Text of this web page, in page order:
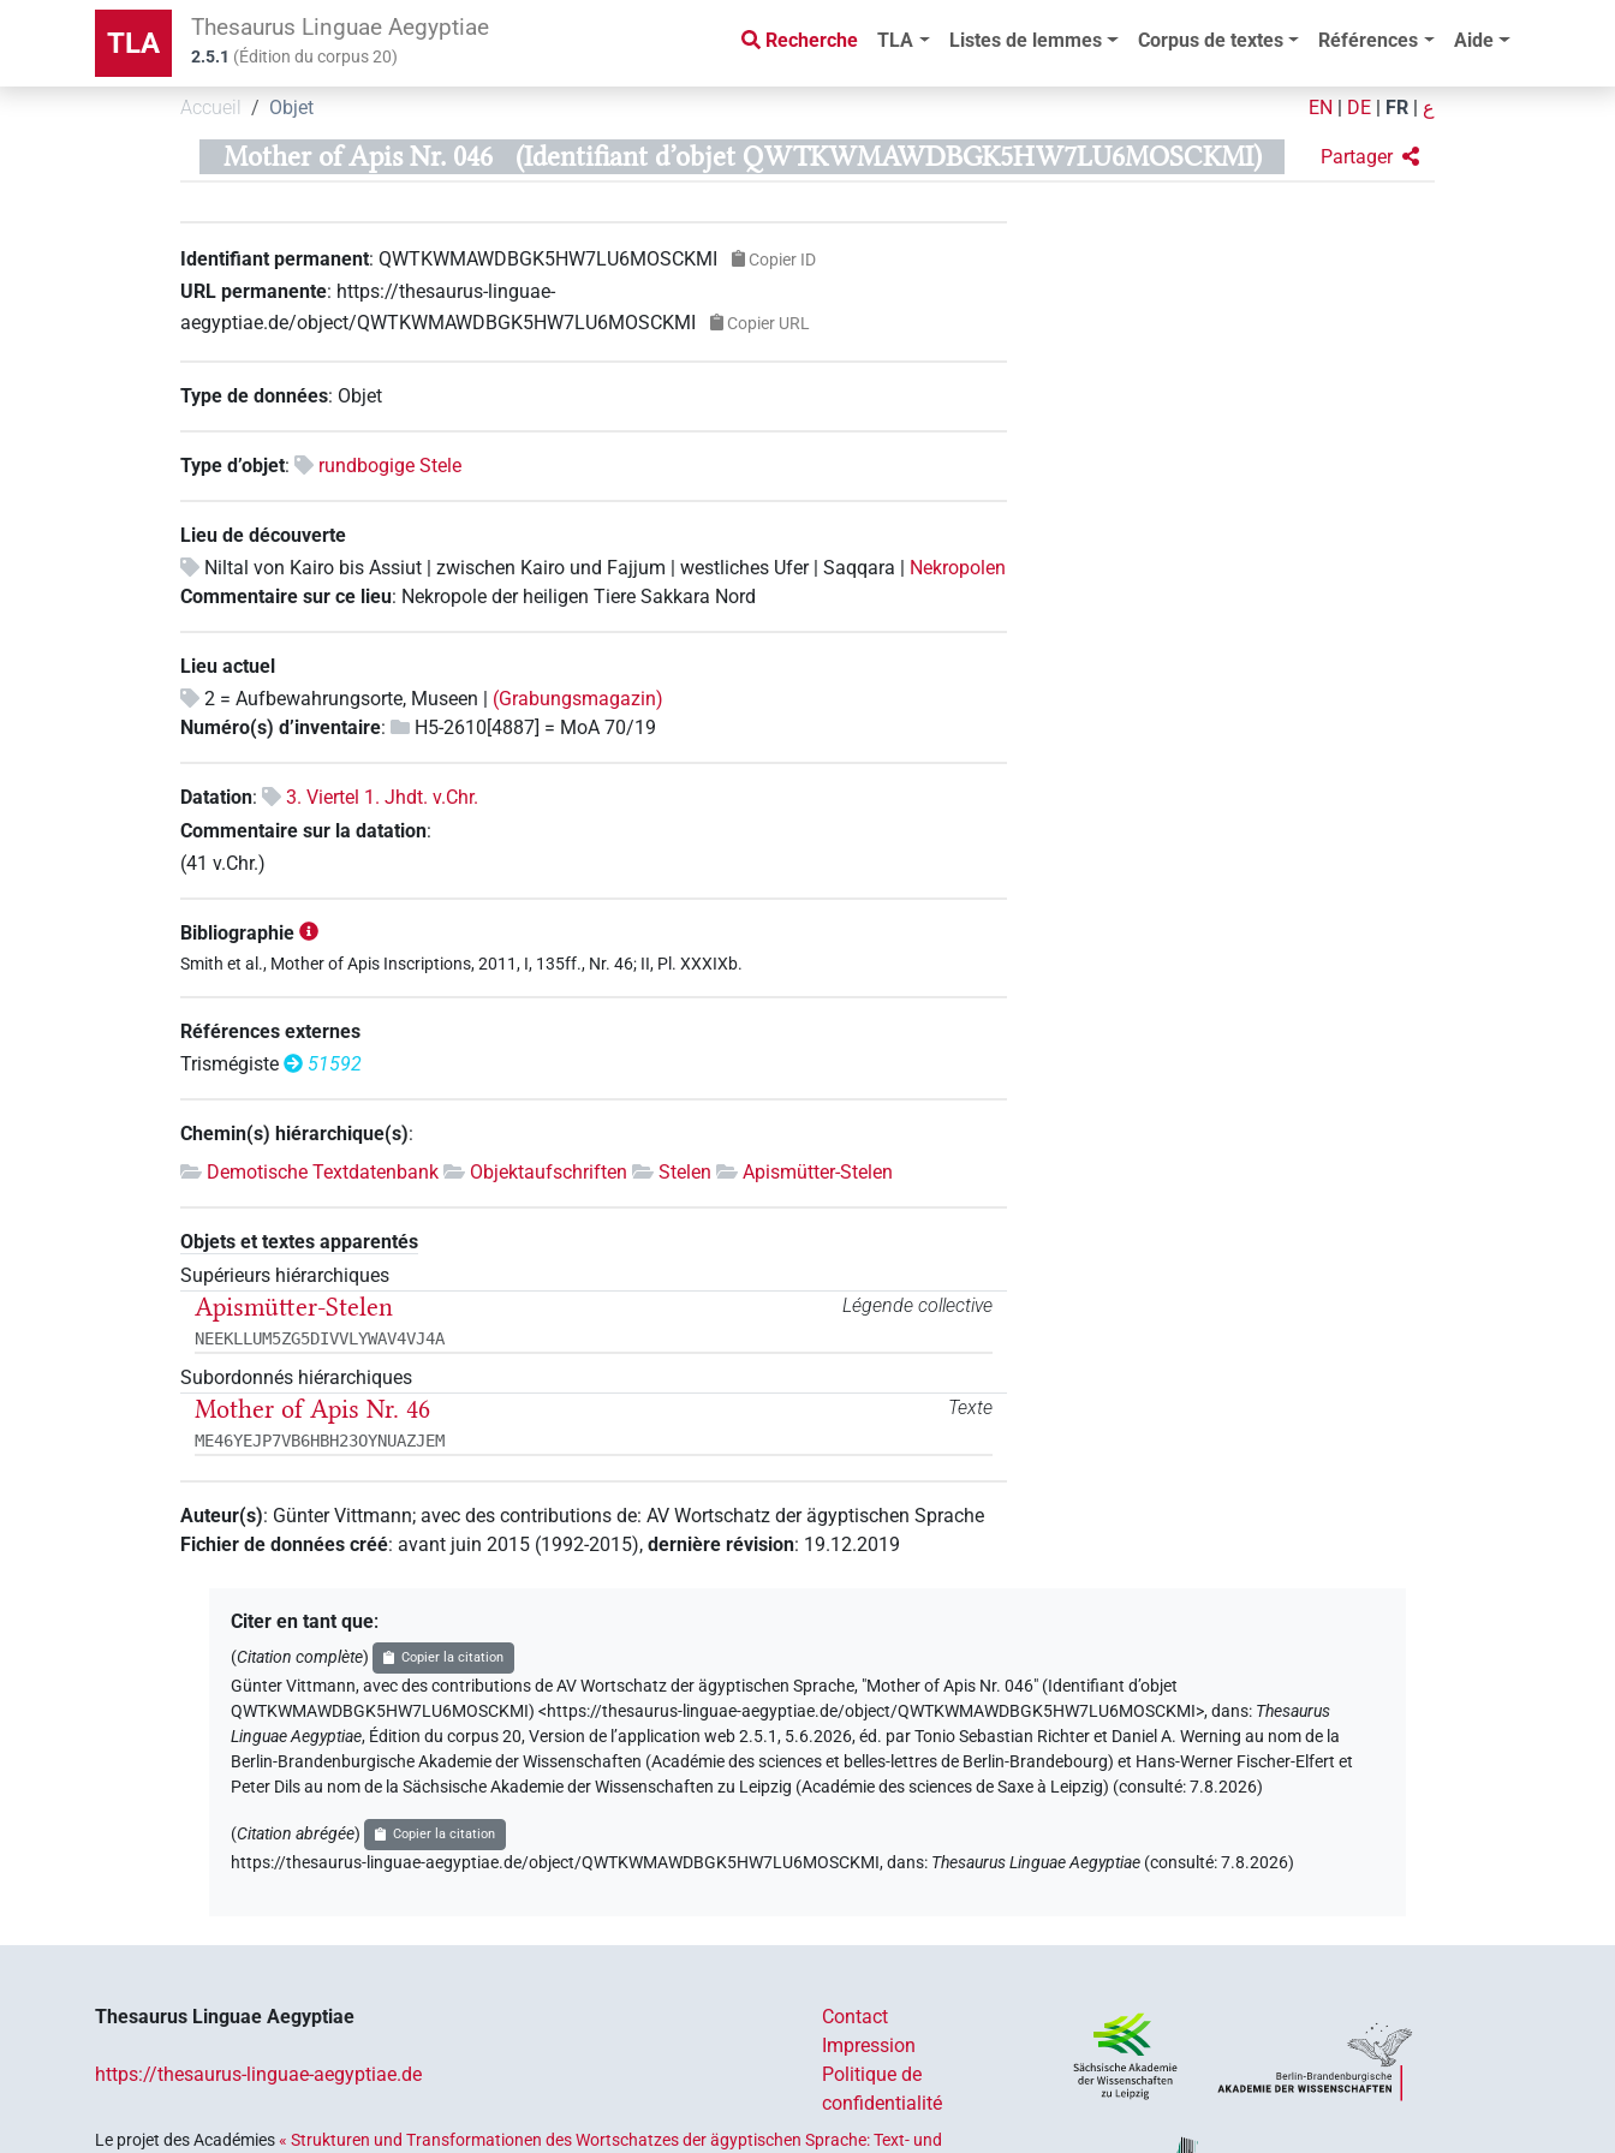
TLA Thesaurus Linguae Aegyptiae
2.5.1 (Édition du corpus20)
Recherche TLA Listes de lemmes Corpus de textes Références Aide
Accueil Objet EN DE FR ع
Mother of Apis Nr. 046 (Identifiant d’objet QWTKWMAWDBGK5HW7LU6MOSCKMI) Partager
Identifiant permanent:QWTKWMAWDBGK5HW7LU6MOSCKMI Copier ID
URL permanente: https://thesaurus-linguae-
aegyptiae.de/object/QWTKWMAWDBGK5HW7LU6MOSCKMI
Copier URL
Type de données: Objet
Type d’objet: rundbogige Stele
Lieu de découverte
Niltal von Kairo bis Assiut | zwischen Kairo und Fajjum | westliches Ufer | Saqqara | Nekropolen
Commentaire sur ce lieu: Nekropole der heiligen Tiere Sakkara Nord
Lieu actuel
2 = Aufbewahrungsorte, Museen | (Grabungsmagazin)
Numéro(s) d’inventaire: H5-2610[4887] = MoA 70/19
Datation:
3. Viertel 1. Jhdt. v.Chr.
Commentaire sur la datation:
(41 v.Chr.)
Bibliographie
Smith et al., Mother of Apis Inscriptions, 2011, I, 135ff., Nr. 46; II, Pl. XXXIXb.
Références externes
Trismégiste
51592
Chemin(s) hiérarchique(s):
Demotische Textdatenbank
Objektaufschriften Stelen Apismütter-Stelen
Objets et textes apparentés
Supérieurs hiérarchiques
Légende collective
Apismütter-Stelen
NEEKLLUM5ZG5DIVVLYWAV4VJ4A
Subordonnés hiérarchiques
Texte
Mother of Apis Nr. 46
ME46YEJP7VB6HBH23OYNUAZJEM
Auteur(s): Günter Vittmann;avec des contributions de:AV Wortschatz der ägyptischen Sprache
Fichier de données créé:avant juin 2015 (1992-2015),dernière révision: 19.12.2019
Citer en tant que:
(Citation complète) Copier la citation
Günter Vittmann,avec des contributions de AV Wortschatz der ägyptischen Sprache, "Mother of Apis Nr. 046" (Identifiant d’objet
QWTKWMAWDBGK5HW7LU6MOSCKMI)<https://thesaurus-linguae-aegyptiae.de/object/QWTKWMAWDBGK5HW7LU6MOSCKMI>,dans: Thesaurus
Linguae Aegyptiae, Édition du corpus 20, Version de l’application web 2.5.1, 5.6.2026, éd. par Tonio Sebastian Richter et Daniel A. Werning au nom de la
Berlin-Brandenburgische Akademie der Wissenschaften (Académie des sciences et belles-lettres de Berlin-Brandebourg) et Hans-Werner Fischer-Elfert et
Peter Dils au nom de la Sächsische Akademie der Wissenschaften zu Leipzig (Académie des sciences de Saxe à Leipzig) (consulté:7.8.2026)
(Citation abrégée) Copier la citation
https://thesaurus-linguae-aegyptiae.de/object/QWTKWMAWDBGK5HW7LU6MOSCKMI,dans: Thesaurus Linguae Aegyptiae (consulté:7.8.2026)
Thesaurus Linguae Aegyptiae
https://thesaurus-linguae-aegyptiae.de
Contact
Impression
Politique de
confidentialité
Le projet des Académies« Strukturen und Transformationen des Wortschatzes der ägyptischen Sprache: Text- und